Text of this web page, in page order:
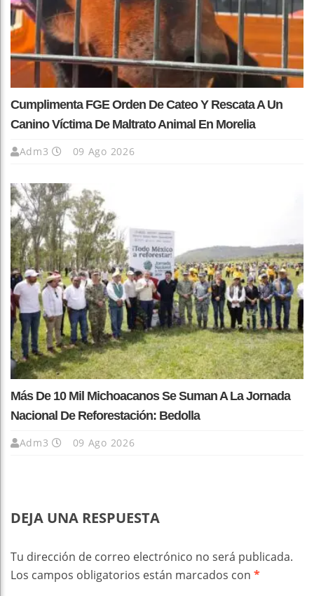
Cumplimenta FGE Orden De Cateo Y Rescata A Un
Canino Víctima De Maltrato Animal En Morelia
Adm3 09 Ago 2026
Más De 10 Mil Michoacanos Se Suman A La Jornada
Nacional De Reforestación: Bedolla
Adm3 09 Ago 2026
DEJA UNA RESPUESTA
Tu dirección de correo electrónico no será publicada.
Los campos obligatorios están marcados con *